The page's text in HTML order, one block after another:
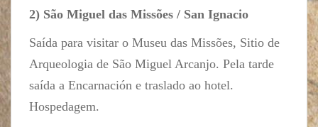
2) São Miguel das Missões / San Ignacio
Saída para visitar o Museu das Missões, Sitio de
Arqueologia de São Miguel Arcanjo. Pela tarde
saída a Encarnación e traslado ao hotel.
Hospedagem.